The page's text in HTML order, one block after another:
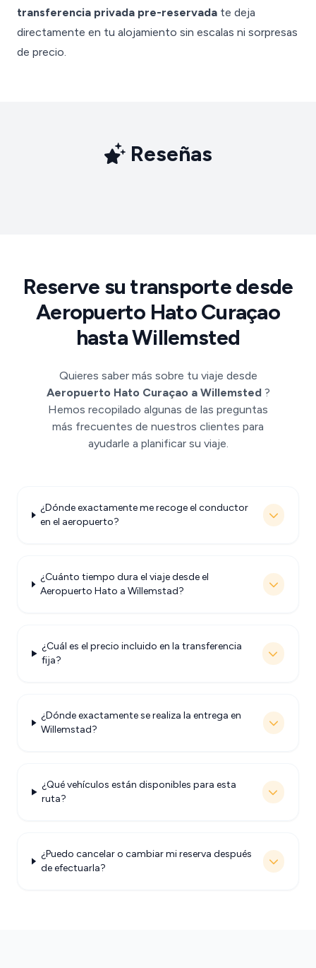
transferencia privada pre-reservada te deja
directamente en tu alojamiento sin escalas ni sorpresas
de precio.
Reseñas
Reserve su transporte desde
Aeropuerto Hato Curaçao
hasta Willemsted
Quieres saber más sobre tu viaje desde
Aeropuerto Hato Curaçao a Willemsted ?
Hemos recopilado algunas de las preguntas
más frecuentes de nuestros clientes para
ayudarle a planificar su viaje.
¿Dónde exactamente me recoge el conductor
en el aeropuerto?
¿Cuánto tiempo dura el viaje desde el
Aeropuerto Hato a Willemstad?
¿Cuál es el precio incluido en la transferencia
fija?
¿Dónde exactamente se realiza la entrega en
Willemstad?
¿Qué vehículos están disponibles para esta
ruta?
¿Puedo cancelar o cambiar mi reserva después
de efectuarla?